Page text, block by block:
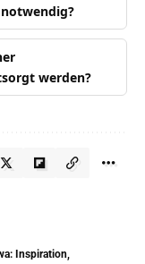
werden?
Inspiration,